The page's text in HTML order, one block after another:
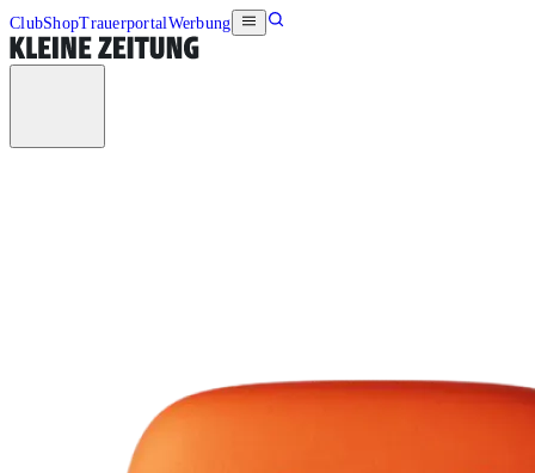
ClubShopTrauerportalWerbung